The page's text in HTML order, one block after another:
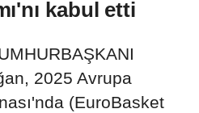
kabul etti
2025 Avrupa
(EuroBasket